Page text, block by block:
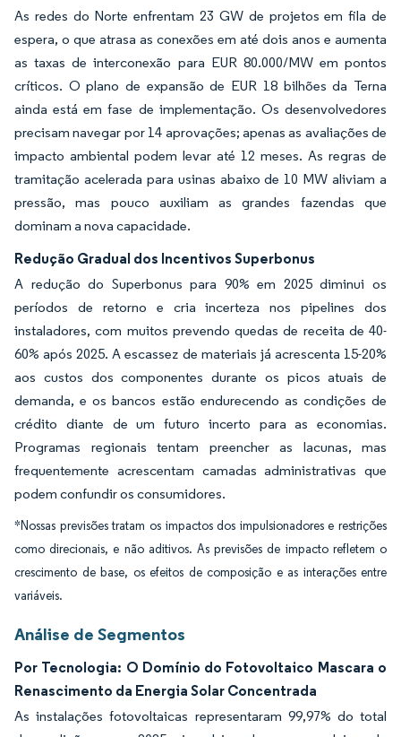
As redes do Norte enfrentam 23 GW de projetos em fila de
espera, o que atrasa as conexões em até dois anos e aumenta
as taxas de interconexão para EUR 80.000/MW em pontos
críticos. O plano de expansão de EUR 18 bilhões da Terna
ainda está em fase de implementação. Os desenvolvedores
precisam navegar por 14 aprovações; apenas as avaliações de
impacto ambiental podem levar até 12 meses. As regras de
tramitação acelerada para usinas abaixo de 10 MW aliviam a
pressão, mas pouco auxiliam as grandes fazendas que
dominam a nova capacidade.
Redução Gradual dos Incentivos Superbonus
A redução do Superbonus para 90% em 2025 diminui os
períodos de retorno e cria incerteza nos pipelines dos
instaladores, com muitos prevendo quedas de receita de 40-
60% após 2025. A escassez de materiais já acrescenta 15-20%
aos custos dos componentes durante os picos atuais de
demanda, e os bancos estão endurecendo as condições de
crédito diante de um futuro incerto para as economias.
Programas regionais tentam preencher as lacunas, mas
frequentemente acrescentam camadas administrativas que
podem confundir os consumidores.
*Nossas previsões tratam os impactos dos impulsionadores e restrições
como direcionais, e não aditivos. As previsões de impacto refletem o
crescimento de base, os efeitos de composição e as interações entre
variáveis.
Análise de Segmentos
Por Tecnologia: O Domínio do Fotovoltaico Mascara o
Renascimento da Energia Solar Concentrada
As instalações fotovoltaicas representaram 99,97% do total